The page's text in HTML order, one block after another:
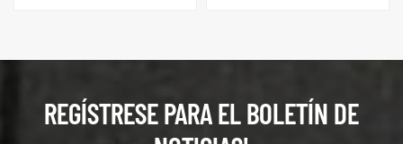
opciones de 10-15 grados, 15-
de energía. todos los
opciones de 10-15 grados, 15-
de energía. todos los
REGÍSTRESE PARA EL BOLETÍN DE